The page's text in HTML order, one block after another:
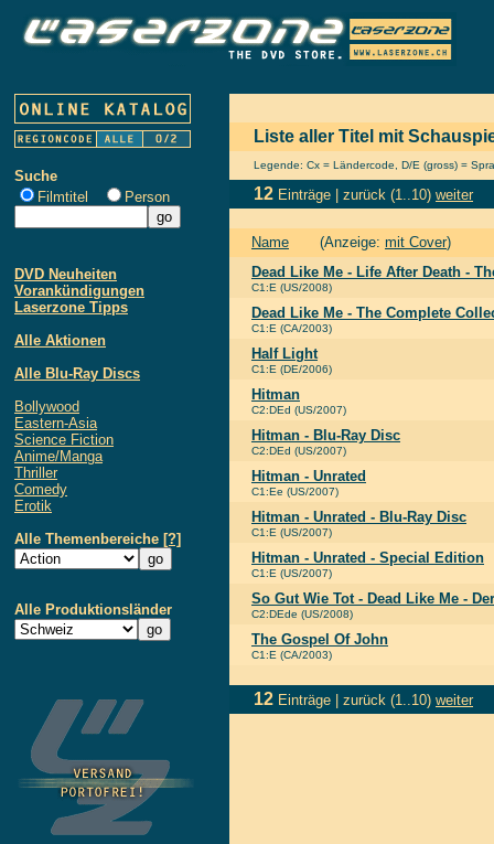
Suche
Filmtitel
Person
DVD Neuheiten
Vorankündigungen
Laserzone Tipps
Alle Aktionen
Alle Blu-Ray Discs
Bollywood
Eastern-Asia
Science Fiction
Anime/Manga
Thriller
Comedy
Erotik
Alle Themenbereiche [?]
Alle Produktionsländer
Liste aller Titel mit
Legende: Cx = Ländercode, D/E (gross) =
12 Einträge | zurück (1..10) weiter
Name (Anzeige: mit Cover)
Dead Like Me - Life After Death -
C1:E (US/2008)
Dead Like Me - The Complete
C1:E (CA/2003)
Half Light
C1:E (DE/2006)
Hitman
C2:DEd (US/2007)
Hitman - Blu-Ray Disc
C2:DEd (US/2007)
Hitman - Unrated
C1:Ee (US/2007)
Hitman - Unrated - Blu-Ray Disc
C1:E (US/2007)
Hitman - Unrated - Special Edition
C1:E (US/2007)
So Gut Wie Tot - Dead Like Me -
C2:DEde (US/2008)
The Gospel Of John
C1:E (CA/2003)
12 Einträge | zurück (1..10) weiter